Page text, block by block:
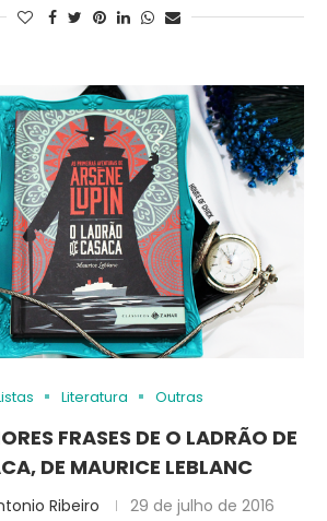
Literatura Outras
FRASES DE O LADRÃO DE
DE MAURICE LEBLANC
Ribeiro 29 de julho de 2016